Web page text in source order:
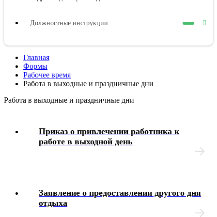
Должностные инструкции
Оплата труда
Представительные органы работников
Коллективный договор
Материальная ответственность
Главная
Формы
Рабочее время
Работа в выходные и праздничные дни
Работа в выходные и праздничные дни
Приказ о привлечении работника к
работе в выходной день
Заявление о предоставлении другого дня
отдыха